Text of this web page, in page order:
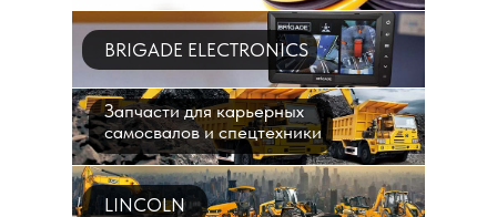
BRIGADE ELECTRONICS
Запчасти для карьерных
самосвалов и спецтехники
LINCOLN